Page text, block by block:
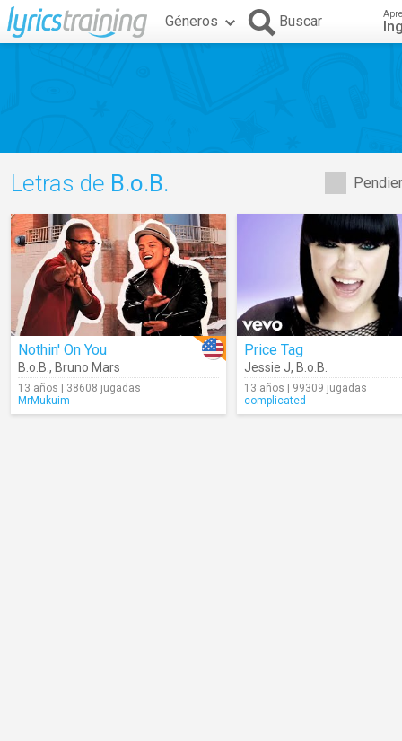
Géneros Buscar
Letras de B.o.B.
Nothin' On You
B.o.B. , Bruno Mars
13 años | 38608 jugadas
MrMukuim
Price Tag
Jessie J, B.o.B.
13 años | 99309 jugadas
complicated